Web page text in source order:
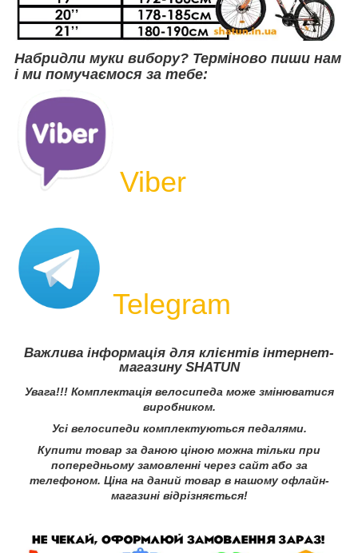
Набридли муки вибору? Терміново пиши нам
і ми помучаємося за тебе:
Viber
Telegram
Важлива інформація для клієнтів інтернет-
магазину SHATUN
Увага!!! Комплектація велосипеда може змінюватися
виробником.
Усі велосипеди комплектуються педалями.
Купити товар за даною ціною можна тільки при
попередньому замовленні через сайт або за
телефоном. Ціна на даний товар в нашому офлайн-
магазині відрізняється!